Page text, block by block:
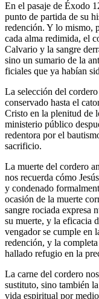
En el pasaje de Éxodo
punto de partida de su
redención. Y lo mismo,
cada alma redimida, el
Calvario y la sangre
sino un sumario de la
ficiales que ya habían
La selección del
conservado hasta el
Cristo en la plenitud de
ministerio público
redentora por el
sacrificio.
La muerte del cordero
nos recuerda cómo
y condenado
ocasión de la muerte
sangre rociada expresa
su muerte, y la eficacia
vengador se cumple en
redención, y la
hallado refugio en la
La carne del cordero
sustituto, sino también
vida espiritual por